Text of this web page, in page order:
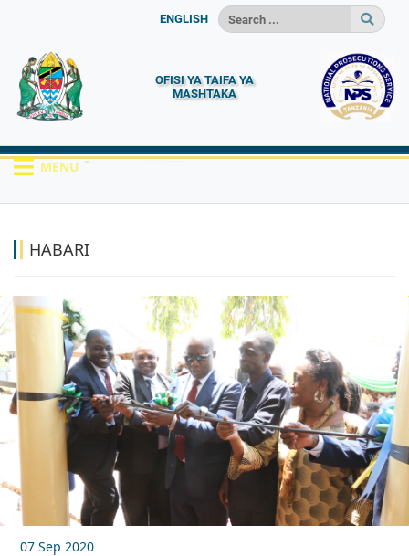
ENGLISH
OFISI YA TAIFA YA
MASHTAKA
MENU
HABARI
07 Sep 2020